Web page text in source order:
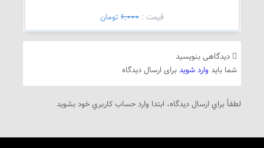
قيمت : 6,000تومان
دیدگاهی بنویسید
شما باید وارد شویدبرای ارسال دیدگاه
لطفاً براي ارسال دیدگاه، ابتدا وارد حساب كاربري خود بشويد